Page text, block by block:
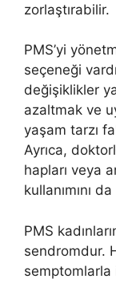
zorlaştırabilir.
PMS’yi
seçeneği
değişiklikler
azaltmak ve
yaşam tarzı
Ayrıca,
hapları veya
kullanımını
PMS
sendromdur.